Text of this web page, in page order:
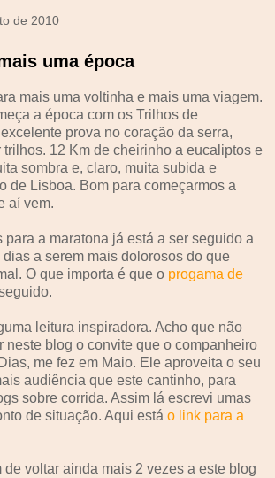
de 2010
uma época
mais uma voltinha e mais uma viagem.
a época com os Trilhos de
prova no coração da serra,
trilhos. 12 Km de cheirinho a eucaliptos e
sombra e, claro, muita subida e
de Lisboa. Bom para começarmos a
aí vem.
para a maratona já está a ser seguido a
a serem mais dolorosos do que
O que importa é que o progama de
leitura inspiradora. Acho que não
neste blog o convite que o companheiro
me fez em Maio. Ele aproveita o seu
audiência que este cantinho, para
sobre corrida. Assim lá escrevi umas
de situação. Aqui está o link para a
de voltar ainda mais 2 vezes a este blog